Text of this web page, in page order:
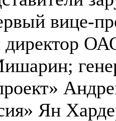
вице-
директор
Ян